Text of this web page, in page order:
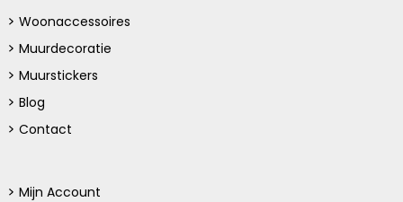
Woonaccessoires
Muurdecoratie
Muurstickers
Blog
Contact
Mijn Account